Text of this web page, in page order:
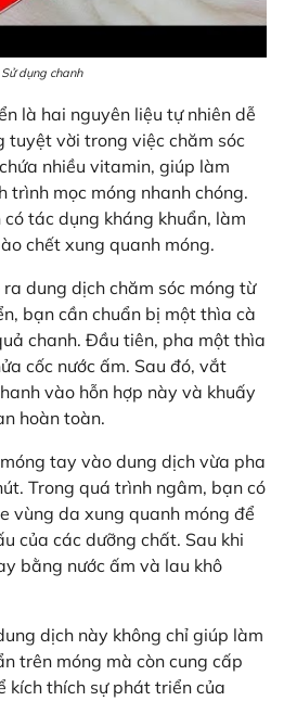
Sử dụng chanh
là hai nguyên liệu tự nhiên dễ
tuyệt vời trong việc chăm sóc
nhiều vitamin, giúp làm
trình mọc móng nhanh chóng.
tác dụng kháng khuẩn, làm
chết xung quanh móng.
dung dịch chăm sóc móng từ
bạn cần chuẩn bị một thìa cà
chanh. Đầu tiên, pha một thìa
cốc nước ấm. Sau đó, vắt
vào hỗn hợp này và khuấy
hoàn toàn.
tay vào dung dịch vừa pha
Trong quá trình ngâm, bạn có
vùng da xung quanh móng để
của các dưỡng chất. Sau khi
bằng nước ấm và lau khô
dịch này không chỉ giúp làm
trên móng mà còn cung cấp
kích thích sự phát triển của